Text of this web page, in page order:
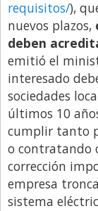
requisitos/),
nuevos plazos,
deben
emitió el
interesado
sociedades
últimos 10
cumplir tanto
o contratando
corrección
empresa
sistema